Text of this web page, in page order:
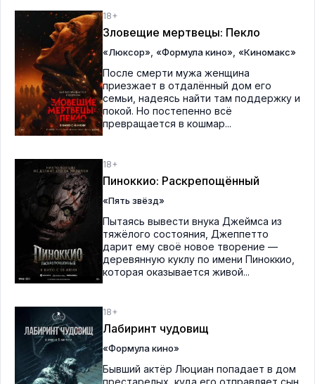
18+
Зловещие мертвецы: Пекло
«Люксор» «Формула кино» «Киномакс»
После смерти мужа женщина
приезжает в отдалённый дом его
семьи, надеясь найти там поддержку и
покой. Но постепенно всё
превращается в кошмар...
18+
Пиноккио: Раскрепощённый
«Пять звёзд»
Пытаясь вывести внука Джеймса из
тяжёлого состояния, Джеппетто
дарит ему своё новое творение —
деревянную куклу по имени Пиноккио,
которая оказывается живой...
18+
Лабиринт чудовищ
«Формула кино»
Бывший актёр Люциан попадает в дом